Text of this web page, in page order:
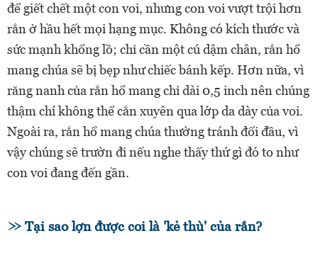
để giết chết một con voi, nhưng con voi vượt trội hơn
rắn ở hầu hết mọi hạng mục. Không có kích thước và
sức mạnh khổng lồ; chỉ cần một cú dậm chân, rắn hổ
mang chúa sẽ bị bẹp như chiếc bánh kếp. Hơn nữa, vì
răng nanh của rắn hổ mang chỉ dài 0,5 inch nên chúng
thậm chí không thể cắn xuyên qua lớp da dày của voi.
Ngoài ra, rắn hổ mang chúa thường tránh đối đầu, vì
vậy chúng sẽ trườn đi nếu nghe thấy thứ gì đó to như
con voi đang đến gần.
Tại sao lợn được coi là 'kẻ thù' của rắn?